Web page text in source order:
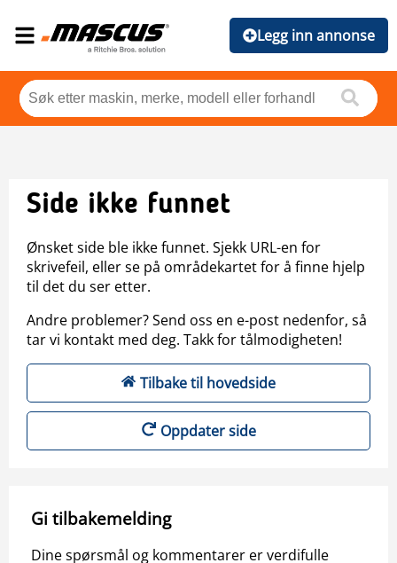
Legg inn annonse
Side ikke funnet
Ønsket side ble ikke funnet. Sjekk URL-en for
skrivefeil, eller se på områdekartet for å finne hjelp
til det du ser etter.
Andre problemer? Send oss en e-post nedenfor, så
tar vi kontakt med deg. Takk for tålmodigheten!
Tilbake til hovedside
Oppdater side
Gi tilbakemelding
Dine spørsmål og kommentarer er verdifulle